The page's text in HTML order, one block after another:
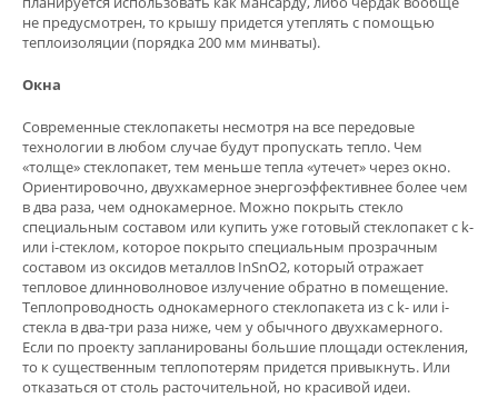
не предусмотрен, то крышу придется утеплять с помощью
теплоизоляции (порядка 200 мм минваты).
Окна
Современные стеклопакеты несмотря на все передовые
технологии в любом случае будут пропускать тепло. Чем
«толще» стеклопакет, тем меньше тепла «утечет» через окно.
Ориентировочно, двухкамерное энергоэффективнее более чем
в два раза, чем однокамерное. Можно покрыть стекло
специальным составом или купить уже готовый стеклопакет с k-
или i-стеклом, которое покрыто специальным прозрачным
составом из оксидов металлов InSnO2, который отражает
тепловое длинноволновое излучение обратно в помещение.
Теплопроводность однокамерного стеклопакета из с k- или i-
стекла в два-три раза ниже, чем у обычного двухкамерного.
Если по проекту запланированы большие площади остекления,
то к существенным теплопотерям придется привыкнуть. Или
отказаться от столь расточительной, но красивой идеи.